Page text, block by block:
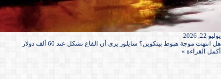
يوليو 22, 2026
هل انتهت موجة هبوط بيتكوين؟ سايلور يرى أن القاع تشكل عند 60 ألف دولار
أكمل القراءة »